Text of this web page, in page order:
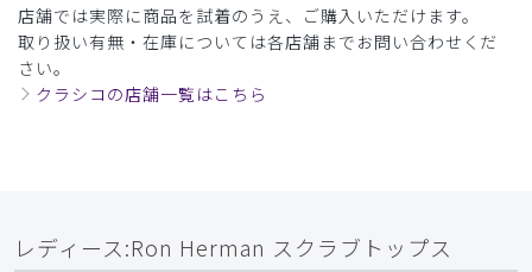
店舗では実際に商品を試着のうえ、ご購入いただけます。
取り扱い有無・在庫については各店舗までお問い合わせくだ
さい。
クラシコの店舗一覧はこちら
レディース:Ron Herman スクラブトップス